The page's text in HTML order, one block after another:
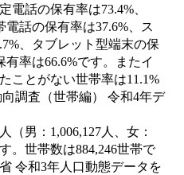
電話の保有率は73.4%、
話の保有率は37.6%、ス
、タブレット型端末の保
率は66.6%です。またイ
ことがない世帯率は11.1%
調査（世帯編） 令和4年デ
（男：1,006,127人、女：
。世帯数は884,246世帯で
令和3年人口動態データを